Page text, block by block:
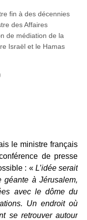
fin à des décennies
des Affaires
de médiation de la
Israël et le Hamas
le ministre français
de presse
: «L’idée serait
géante à Jérusalem,
avec le dôme du
Un endroit où
se retrouver autour